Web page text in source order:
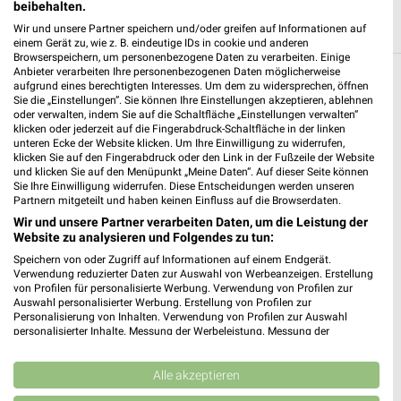
Weitere MediaMarkt Saturn Geschäfte mit
Angeboten in und um Alzey
5 Geschäfte und Orte
MediaMarkt Saturn Angebote in Bad Kreuznach
Bad Kreuznach, Deutschland
486,57 km
MediaMarkt Saturn Angebote in Worms
Worms, Deutschland
476,91 km
beibehalten.
Wir und unsere Partner speichern und/oder greifen auf Informationen auf
einem Gerät zu, wie z. B. eindeutige IDs in cookie und anderen
Browserspeichern, um personenbezogene Daten zu verarbeiten. Einige
Anbieter verarbeiten Ihre personenbezogenen Daten möglicherweise
aufgrund eines berechtigten Interesses. Um dem zu widersprechen, öffnen
Sie die „Einstellungen“. Sie können Ihre Einstellungen akzeptieren, ablehnen
oder verwalten, indem Sie auf die Schaltfläche „Einstellungen verwalten“
klicken oder jederzeit auf die Fingerabdruck-Schaltfläche in der linken
unteren Ecke der Website klicken. Um Ihre Einwilligung zu widerrufen,
klicken Sie auf den Fingerabdruck oder den Link in der Fußzeile der Website
und klicken Sie auf den Menüpunkt „Meine Daten“. Auf dieser Seite können
Sie Ihre Einwilligung widerrufen. Diese Entscheidungen werden unseren
Partnern mitgeteilt und haben keinen Einfluss auf die Browserdaten.
Wir und unsere Partner verarbeiten Daten, um die Leistung der
Website zu analysieren und Folgendes zu tun:
Speichern von oder Zugriff auf Informationen auf einem Endgerät.
Verwendung reduzierter Daten zur Auswahl von Werbeanzeigen. Erstellung
von Profilen für personalisierte Werbung. Verwendung von Profilen zur
Auswahl personalisierter Werbung. Erstellung von Profilen zur
Personalisierung von Inhalten. Verwendung von Profilen zur Auswahl
personalisierter Inhalte. Messung der Werbeleistung. Messung der
Kombinationen von Daten aus verschiedenen Quellen. Entwicklung und
Verbesserung der Angebote. Verwendung reduzierter Daten zur Auswahl
von Inhalten.
Alle akzeptieren